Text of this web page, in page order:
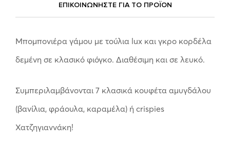
ΕΠΙΚΟΙΝΩΝΗΣΤΕ ΓΙΑ ΤΟ ΠΡΟΪOΝ
Μπομπονιέρα γάμου με τούλια lux και γκρο κορδέλα
δεμένη σε κλασικό φιόγκο. Διαθέσιμη και σε λευκό.
Συμπεριλαμβάνονται 7 κλασικά κουφέτα αμυγδάλου
(βανίλια, φράουλα, καραμέλα) ή crispies
Χατζηγιαννάκη!